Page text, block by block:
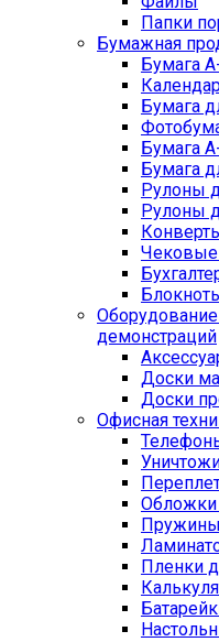
Папки
Бумажная
Бумага
Бумага
Бумага
Бумага
Рулоны
Рулоны
демонстраций
Доски
Доски
Офисная
Обложки
Пленки